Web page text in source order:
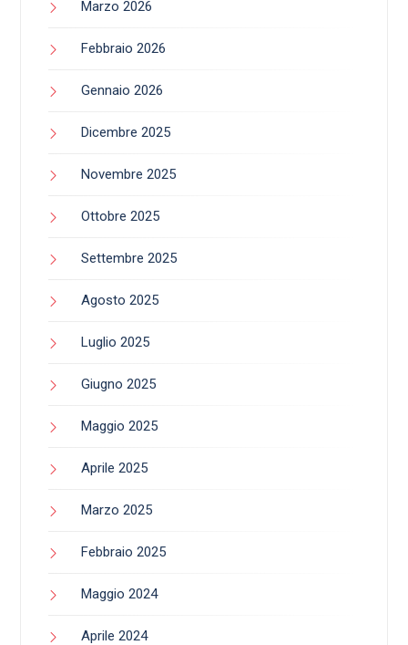
Marzo 2026
Febbraio 2026
Gennaio 2026
Dicembre 2025
Novembre 2025
Ottobre 2025
Settembre 2025
Agosto 2025
Luglio 2025
Giugno 2025
Maggio 2025
Aprile 2025
Marzo 2025
Febbraio 2025
Maggio 2024
Aprile 2024